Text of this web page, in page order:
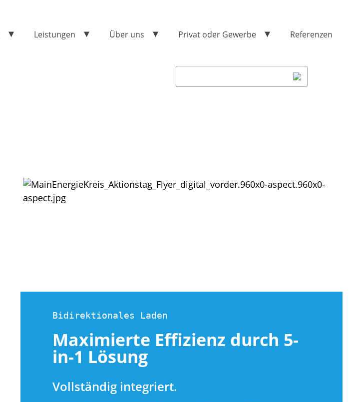
Leistungen Über uns Privat oder Gewerbe Referenzen
Bidirektionales Laden
Maximierte Effizienz durch 5-
in-1 Lösung
Vollständig integriert.